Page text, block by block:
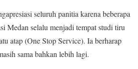
seluruh panitia karena beberapa
Medan selalu menjadi tempat studi tiru
atap (One Stop Service). Ia berharap
sama bahkan lebih lagi.